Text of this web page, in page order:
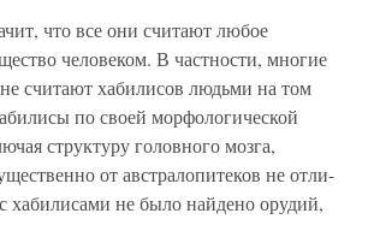
что все они считают любое
человеком. В частности, многие
считают хабилисов людьми на том
по своей морфологической
структуру головного мозга,
от австралопитеков не отли-
хабилисами не было найдено орудий,